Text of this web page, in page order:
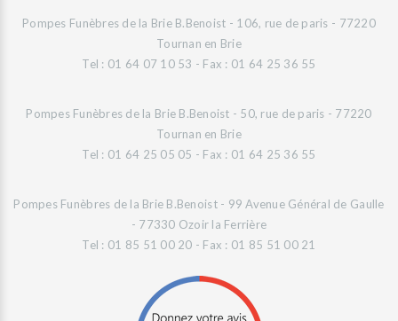
Pompes Funèbres de la Brie B.Benoist - 106, rue de paris - 77220
Tournan en Brie
Tel : 01 64 07 10 53 - Fax : 01 64 25 36 55
Pompes Funèbres de la Brie B.Benoist - 50, rue de paris - 77220
Tournan en Brie
Tel : 01 64 25 05 05 - Fax : 01 64 25 36 55
Pompes Funèbres de la Brie B.Benoist - 99 Avenue Général de Gaulle
- 77330 Ozoir la Ferrière
Tel : 01 85 51 00 20 - Fax : 01 85 51 00 21